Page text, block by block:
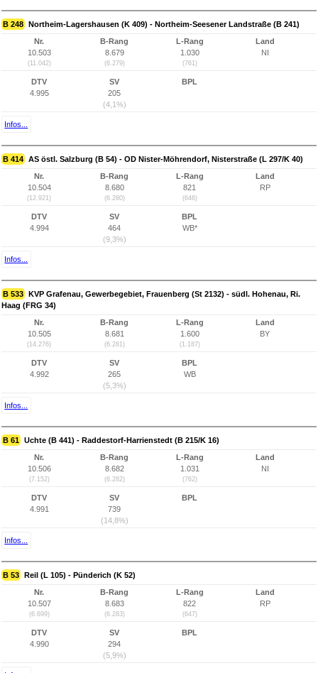
B 248 Northeim-Lagershausen (K 409) - Northeim-Seesener Landstraße (B 241)
Nr.
10.503
(11.042)
B-Rang
8.679
(6.279)
L-Rang
1.030
(761)
Land
NI
DTV
4.995
SV
205
(4,1%)
BPL
Infos...
B 414 AS östl. Salzburg (B 54) - OD Nister-Möhrendorf, Nisterstraße (L 297/K 40)
Nr.
10.504
(12.921)
B-Rang
8.680
(6.280)
L-Rang
821
(646)
Land
RP
DTV
4.994
SV
464
(9,3%)
BPL
WB*
Infos...
B 533 KVP Grafenau, Gewerbegebiet, Frauenberg (St 2132) - südl. Hohenau, Ri.
Haag (FRG 34)
Nr.
10.505
(14.276)
B-Rang
8.681
(6.281)
L-Rang
1.600
(1.187)
Land
BY
DTV
4.992
SV
265
(5,3%)
BPL
WB
Infos...
B 61 Uchte (B 441) - Raddestorf-Harrienstedt (B 215/K 16)
Nr.
10.506
(7.152)
B-Rang
8.682
(6.282)
L-Rang
1.031
(762)
Land
NI
DTV
4.991
SV
739
(14,8%)
BPL
Infos...
B 53 Reil (L 105) - Pünderich (K 52)
Nr.
10.507
(6.699)
B-Rang
8.683
(6.283)
L-Rang
822
(647)
Land
RP
DTV
4.990
SV
294
(5,9%)
BPL